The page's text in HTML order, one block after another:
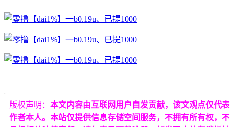
版权声明： 本文内容由互联网用户自发贡献，该文观点仅代
作者本人。本站仅提供信息存储空间服务，不拥有所有权，